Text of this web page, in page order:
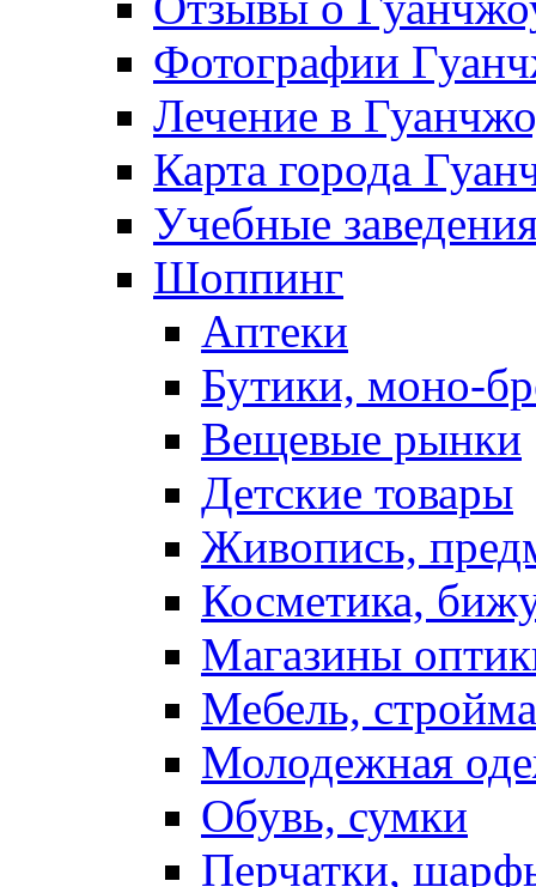
Фотографии
Лечение в
Карта города
Учебные
Шоппинг
Аптеки
Бутики, моно-
Вещевые рынки
Детские товары
Живопись,
Косметика,
Магазины
Мебель,
Молодежная
Обувь, сумки
Перчатки,